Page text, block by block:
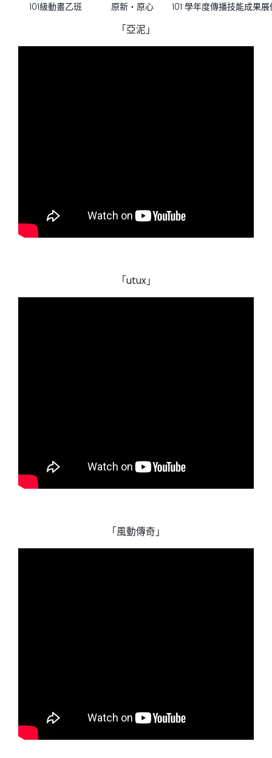
101級動畫乙班
原新‧原心 101 學年度傳播技能成果
「亞泥」
「utux」
「風動傳奇」